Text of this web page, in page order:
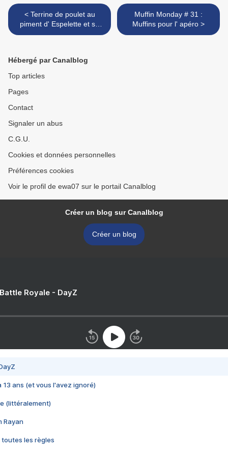
< Terrine de poulet au
piment d' Espelette et sa
poêlée de cerises
Muffin Monday # 31 :
Muffins pour l' apéro >
Hébergé par Canalblog
Top articles
Pages
Contact
Signaler un abus
C.G.U.
Cookies et données personnelles
Préférences cookies
Voir le profil de ewa07 sur le portail Canalblog
Créer un blog sur Canalblog
Créer un blog
Royale - DayZ
13 ans (et vous l'avez ignoré)
(littéralement)
Rayan
toutes les règles